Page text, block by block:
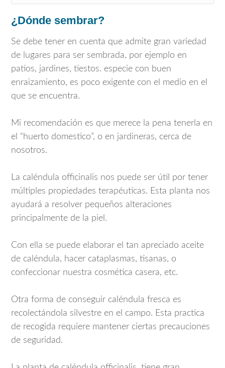
¿Dónde sembrar?
Se debe tener en cuenta que admite gran variedad
de lugares para ser sembrada, por ejemplo en
patios, jardines, tiestos. especie con buen
enraizamiento, es poco exigente con el medio en el
que se encuentra.
Mi recomendación es que merece la pena tenerla en
el “huerto domestico”, o en jardineras, cerca de
nosotros.
La caléndula officinalis nos puede ser útil por tener
múltiples propiedades terapéuticas. Esta planta nos
ayudará a resolver pequeños alteraciones
principalmente de la piel.
Con ella se puede elaborar el tan apreciado aceite
de caléndula, hacer cataplasmas, tisanas, o
confeccionar nuestra cosmética casera, etc.
Otra forma de conseguir caléndula fresca es
recolectándola silvestre en el campo. Esta practica
de recogida requiere mantener ciertas precauciones
de seguridad.